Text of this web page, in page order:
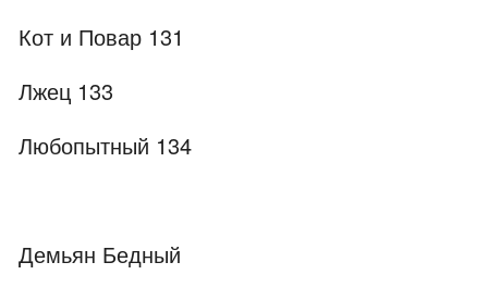
Кот и Повар 131
Лжец 133
Любопытный 134
Демьян Бедный